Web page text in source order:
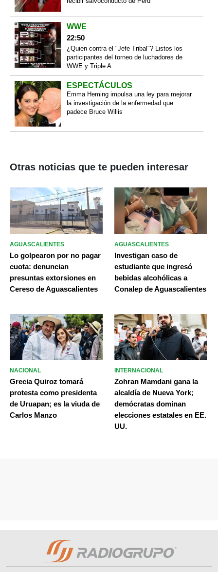
WWE
22:50
¿Quien contra el "Jefe Tribal"? Listos los
participantes del torneo de luchadores de
WWE y Triple A
ESPECTÁCULOS
Emma Heming impulsa una ley para mejorar
la investigación de la enfermedad que
padece Bruce Willis
Otras noticias que te pueden interesar
AGUASCALIENTES
Lo golpearon por no pagar
cuota: denuncian
presuntas extorsiones en
Cereso de Aguascalientes
AGUASCALIENTES
Investigan caso de
estudiante que ingresó
bebidas alcohólicas a
Conalep de Aguascalientes
NACIONAL
Grecia Quiroz tomará
protesta como presidenta
de Uruapan; es la viuda de
Carlos Manzo
INTERNACIONAL
Zohran Mamdani gana la
alcaldía de Nueva York;
demócratas dominan
elecciones estatales en EE.
UU.